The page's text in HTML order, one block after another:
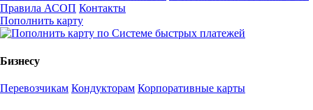
Правила АСОП Контакты
Пополнить карту
Бизнесу
Перевозчикам Кондукторам Корпоративные карты